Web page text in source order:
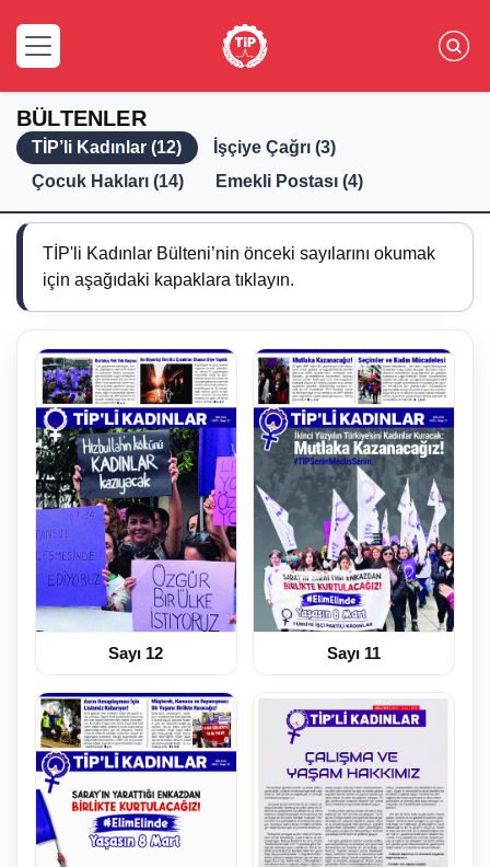
BÜLTENLER
TİP’li Kadınlar (12)
İşçiye Çağrı (3)
Çocuk Hakları (14)
Emekli Postası (4)
TİP'li Kadınlar Bülteni’nin önceki sayılarını okumak
için aşağıdaki kapaklara tıklayın.
Sayı 12 Sayı 11